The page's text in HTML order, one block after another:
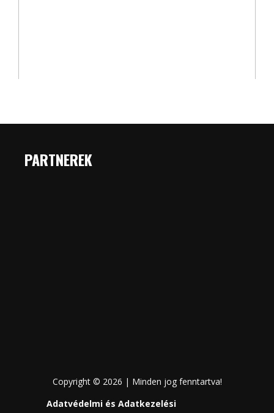
PARTNEREK
Copyright © 2026 | Minden jog fenntartva!
Adatvédelmi és Adatkezelési